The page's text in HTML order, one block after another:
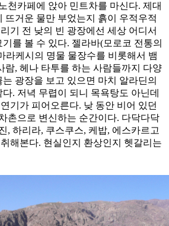
천카페에 앉아 민트차를 마신다. 제대
뜨거운 물만 부었는지 흙이 우적우적
기 전 낮의 빈 광장에선 세상 어디서
를 볼 수 있다. 젤라바(모로코 전통의
라케시의 명물 물장수를 비롯해서 뱀
람, 헤나 타투를 하는 사람들까지 다양
광장을 보고 있으면 마치 알라딘의
. 저녁 무렵이 되니 목욕탕도 아닌데
기가 피어오른다. 낮 동안 비어 있던
촌으로 변신하는 순간이다. 다닥다닥
, 하리라, 쿠스쿠스, 케밥, 에스카르고
해본다. 현실인지 환상인지 헷갈리는